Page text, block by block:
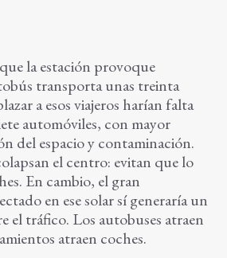
la estación provoque
transporta unas treinta
a esos viajeros harían falta
automóviles, con mayor
del espacio y contaminación.
el centro: evitan que lo
En cambio, el gran
en ese solar sí generaría un
el tráfico. Los autobuses atraen
atraen coches.